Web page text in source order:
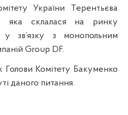
України Терентьєва
яка склалася на ринку
у зв’язку з монопольним
Group DF.
Голови Комітету Бакуменко
даного питання.